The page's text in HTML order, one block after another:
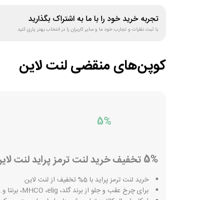
تجربه خرید خود را با ما به اشتراک بگذارید
با ثبت نظرات و تجارب خود ما و سایر کاربران را در انتخاب بهتر یاری کنید
کوپن‌های منقضیلنت لاین
5%
5% تخفیف خرید لنت ترمز پراید لنت لاین
خرید لنت ترمز پراید با 5% تخفیف از لنت لاین
برای چرخ عقب و جلو از برند گلد، MHCO ،elig، برنتا و...